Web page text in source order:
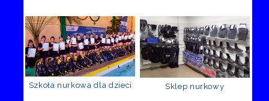
Szkoła nurkowa dla dzieci Sklep nurkowy